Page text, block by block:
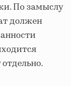
По замыслу
должен